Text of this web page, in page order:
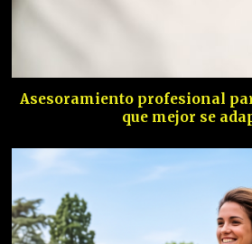
Asesoramiento profesional
que mejor se